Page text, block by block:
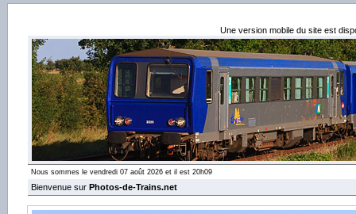
Une version mobile du site est
Nous sommes le vendredi 07 août 2026 et il est 20h09
Bienvenue sur Photos-de-Trains.net